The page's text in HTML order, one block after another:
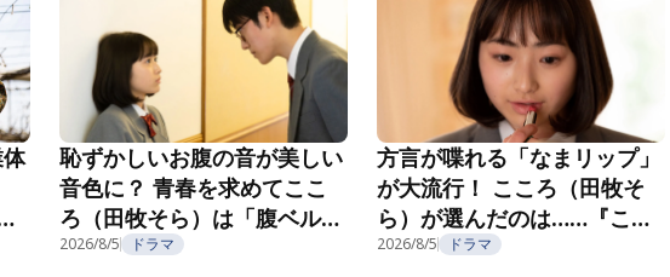
恥ずかしいお腹の音が美しい
音色に？ 青春を求めてここ
ろ（田牧そら）は「腹ベル
部」へ！『こころのフフフ』
2026/8/5 ドラマ
方言が喋れる「なまリップ」
が大流行！ こころ（田牧そ
ら）が選んだのは……『ここ
ろのフフフ』第2話
2026/8/5 ドラマ